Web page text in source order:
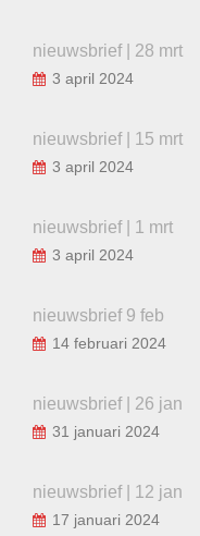
nieuwsbrief | 28 mrt
3 april 2024
nieuwsbrief | 15 mrt
3 april 2024
nieuwsbrief | 1 mrt
3 april 2024
nieuwsbrief 9 feb
14 februari 2024
nieuwsbrief | 26 jan
31 januari 2024
nieuwsbrief | 12 jan
17 januari 2024